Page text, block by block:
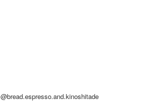
@bread.espresso.and.kinoshitade